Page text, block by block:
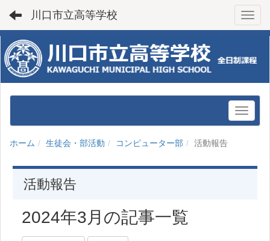
川口市立高等学校
ホーム 生徒会・部活動 コンピューター部 活動報告
活動報告
2024年3月の記事一覧